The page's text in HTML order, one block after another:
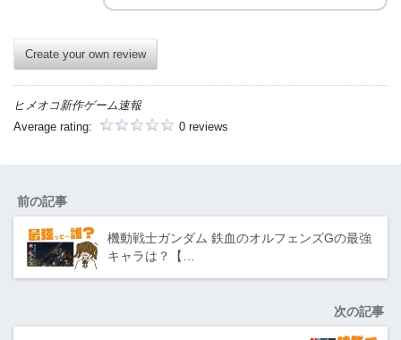
Create your own review
ヒメオコ新作ゲーム速報
Average rating:
0 reviews
前の記事
機動戦士ガンダム 鉄血のオルフェンズGの最強
キャラは？【…
次の記事